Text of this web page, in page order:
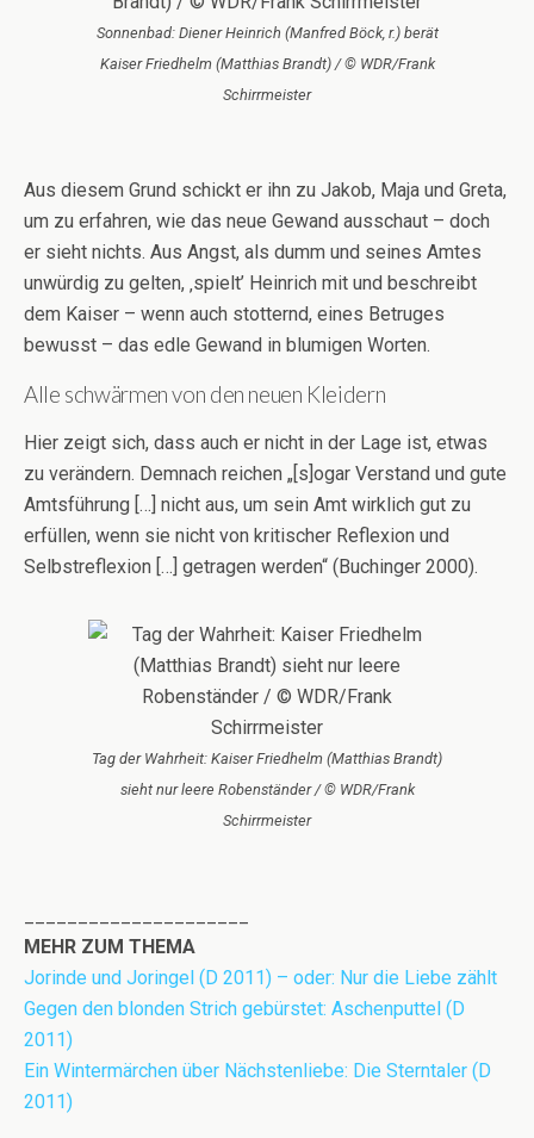
Sonnenbad: Diener Heinrich (Manfred Böck, r.) berät
Kaiser Friedhelm (Matthias Brandt) / © WDR/Frank
Schirrmeister
Aus diesem Grund schickt er ihn zu Jakob, Maja und Greta,
um zu erfahren, wie das neue Gewand ausschaut – doch
er sieht nichts. Aus Angst, als dumm und seines Amtes
unwürdig zu gelten, ‚spielt’ Heinrich mit und beschreibt
dem Kaiser – wenn auch stotternd, eines Betruges
bewusst – das edle Gewand in blumigen Worten.
Alle schwärmen von den neuen Kleidern
Hier zeigt sich, dass auch er nicht in der Lage ist, etwas
zu verändern. Demnach reichen „[s]ogar Verstand und gute
Amtsführung […] nicht aus, um sein Amt wirklich gut zu
erfüllen, wenn sie nicht von kritischer Reflexion und
Selbstreflexion […] getragen werden“ (Buchinger 2000).
Tag der Wahrheit: Kaiser Friedhelm (Matthias Brandt)
sieht nur leere Robenständer / © WDR/Frank
Schirrmeister
MEHR ZUM THEMA
Jorinde und Joringel (D 2011) – oder: Nur die Liebe zählt
Gegen den blonden Strich gebürstet: Aschenputtel (D
2011)
Ein Wintermärchen über Nächstenliebe: Die Sterntaler (D
2011)